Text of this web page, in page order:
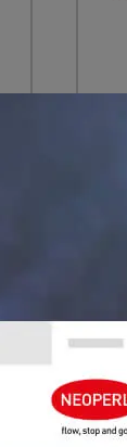
ul.